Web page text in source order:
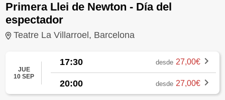
Primera Llei de Newton - Día del
espectador
Teatre La Villarroel, Barcelona
JUE
10 SEP
17:30 desde 27,00€
20:00 desde 27,00€